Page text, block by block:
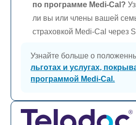
по программе Medi-Cal?
ли вы или члены вашей
страховкой Medi-Cal через
Узнайте больше о
льготах и услугах,
программой Medi-Cal.